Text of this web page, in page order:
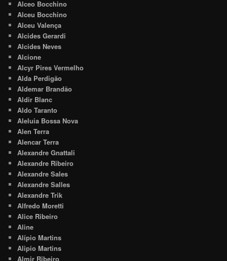
Alceo Bocchino
Alceu Bocchino
Alceu Valença
Alcides Gerardi
Alcides Neves
Alcione
Alcyr Pires Vermelho
Alda Perdigão
Aldemar Brandão
Aldir Blanc
Aldo Taranto
Aleluia Bossa Nova
Alen Terra
Alencar Terra
Alexandre Gnattali
Alexandre Ribeiro
Alexandre Sales
Alexandre Salles
Alexandre Trik
Alfredo Moretti
Alice Ribeiro
Aline
Alípio Martins
Alipio Martins
Almir Ribeiro